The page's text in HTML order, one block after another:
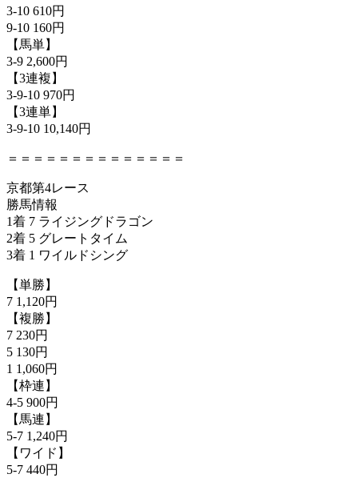
3-10 610円
9-10 160円
【馬単】
3-9 2,600円
【3連複】
3-9-10 970円
【3連単】
3-9-10 10,140円
＝＝＝＝＝＝＝＝＝＝＝＝＝＝
京都第4レース
勝馬情報
1着 7 ライジングドラゴン
2着 5 グレートタイム
3着 1 ワイルドシング
【単勝】
7 1,120円
【複勝】
7 230円
5 130円
1 1,060円
【枠連】
4-5 900円
【馬連】
5-7 1,240円
【ワイド】
5-7 440円